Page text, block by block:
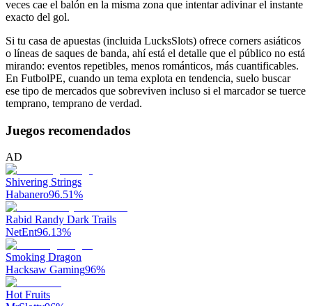
veces cae el balón en la misma zona que intentar adivinar el instante
exacto del gol.
Si tu casa de apuestas (incluida LucksSlots) ofrece corners asiáticos
o líneas de saques de banda, ahí está el detalle que el público no está
mirando: eventos repetibles, menos románticos, más cuantificables.
En FutbolPE, cuando un tema explota en tendencia, suelo buscar
ese tipo de mercados que sobreviven incluso si el marcador se tuerce
temprano, temprano de verdad.
Juegos recomendados
AD
Shivering Strings
Habanero96.51%
Rabid Randy Dark Trails
NetEnt96.13%
Smoking Dragon
Hacksaw Gaming96%
Hot Fruits